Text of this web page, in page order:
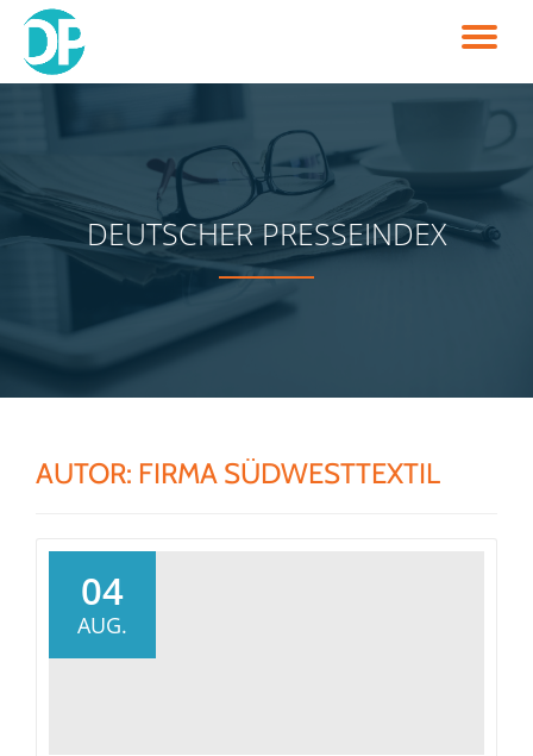
Skip
to
DEUTSCHER PRESSEINDEX
AUTOR: FIRMA SÜDWESTTEXTIL
04
AUG.